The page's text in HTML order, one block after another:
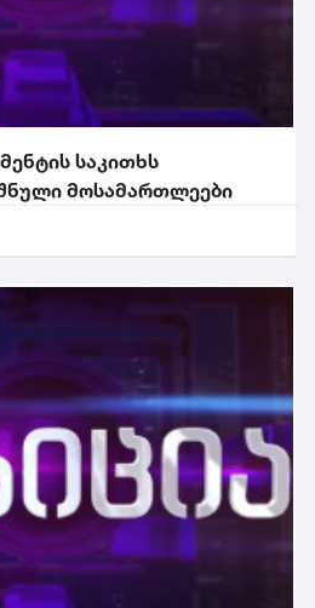
საკითხს
მოსამართლეები